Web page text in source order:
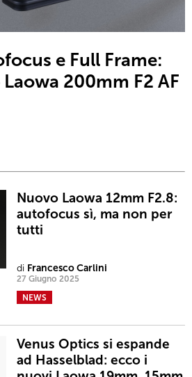
e Full Frame:
200mm F2 AF
Nuovo Laowa 12mm F2.8:
autofocus sì, ma non per
tutti
di Francesco Carlini
27 Giugno 2025
NEWS
Venus Optics si espande
ad Hasselblad: ecco i